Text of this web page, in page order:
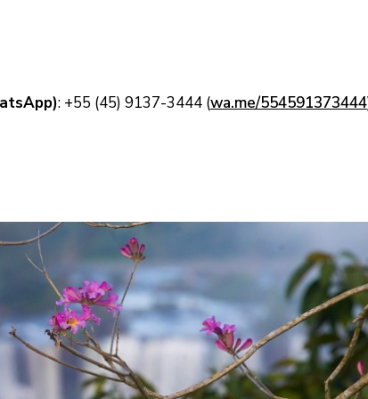
: +55 (45) 9137-3444 (wa.me/554591373444